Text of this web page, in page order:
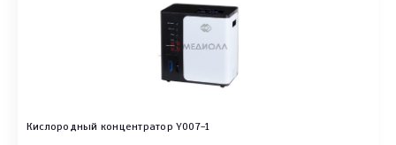
Кислородный концентратор Y007-1